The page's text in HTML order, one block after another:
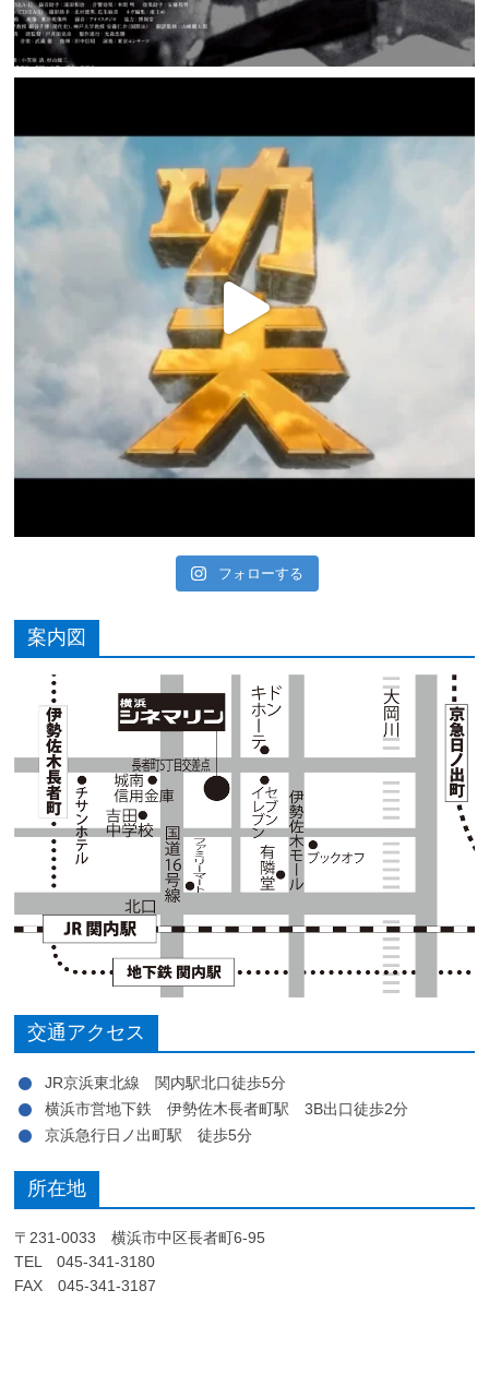
フォローする
案内図
交通アクセス
JR京浜東北線 関内駅北口徒歩5分
横浜市営地下鉄 伊勢佐木長者町駅 3B出口徒歩2分
京浜急行日ノ出町駅 徒歩5分
所在地
〒231-0033 横浜市中区長者町6-95
TEL 045-341-3180
FAX 045-341-3187